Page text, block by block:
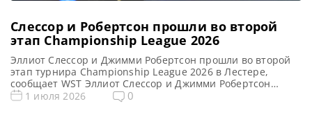
Слессор и Робертсон прошли во второй
этап Championship League 2026
Эллиот Слессор и Джимми Робертсон прошли во второй
этап турнира Championship League 2026 в Лестере,
сообщает WST Эллиот Слессор и Джимми Робертсон
успешно прошли в следующий этап турнира
1 июля 2026 0